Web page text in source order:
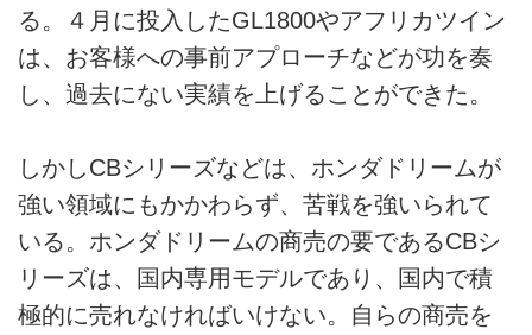
る。４月に投入したGL1800やアフリカツイン
は、お客様への事前アプローチなどが功を奏
し、過去にない実績を上げることができた。
しかしCBシリーズなどは、ホンダドリームが
強い領域にもかかわらず、苦戦を強いられて
いる。ホンダドリームの商売の要であるCBシ
リーズは、国内専用モデルであり、国内で積
極的に売れなければいけない。自らの商売を